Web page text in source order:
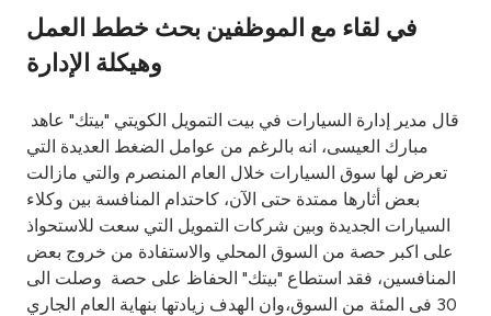
Tools & Services
After Sales Services
Contact us
Branch & ATM locator
في لقاء مع الموظفين بحث خطط العمل
وهيكلة الإدارة
مبارك العيسى، انه بالرغم من عوامل الضغط العديدة التي
تعرض لها سوق السيارات خلال العام المنصرم والتي مازالت
بعض أثارها ممتدة حتى الآن، كاحتدام المنافسة بين وكلاء
السيارات الجديدة وبين شركات التمويل التي سعت للاستحواذ
على اكبر حصة من السوق المحلي والاستفادة من خروج بعض
المنافسين، فقد استطاع "بيتك" الحفاظ على حصة وصلت الى
30 فى المئة من السوق،وان الهدف زيادتها بنهاية العام الجاري